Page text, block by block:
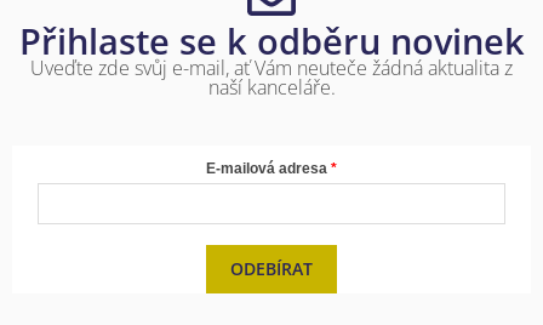
Přihlaste se k odběru novinek
Uveďte zde svůj e-mail, ať Vám neuteče žádná aktualita z
naší kanceláře.
E-mailová adresa
ODEBÍRAT